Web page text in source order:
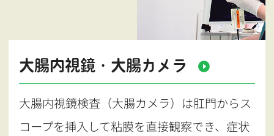
大腸内視鏡・大腸カメラ
大腸内視鏡検査（大腸カメラ）は肛門からス
コープを挿入して粘膜を直接観察でき、症状